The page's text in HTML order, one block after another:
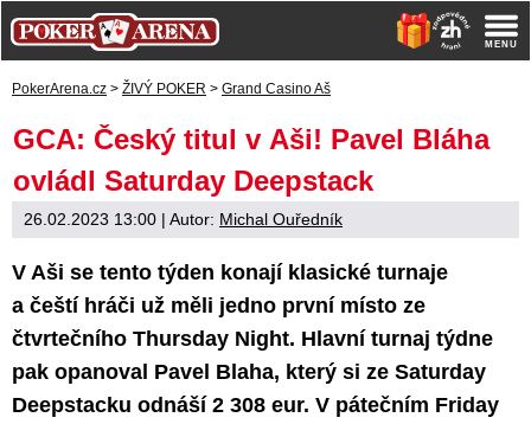
PokerArena.cz > ŽIVÝ POKER > Grand Casino Aš
GCA: Český titul v Aši! Pavel Bláha
ovládl Saturday Deepstack
26.02.2023 13:00 | Autor: Michal Ouředník
V Aši se tento týden konají klasické turnaje
a čeští hráči už měli jedno první místo ze
čtvrtečního Thursday Night. Hlavní turnaj týdne
pak opanoval Pavel Blaha, který si ze Saturday
Deepstacku odnáší 2 308 eur. V pátečním Friday